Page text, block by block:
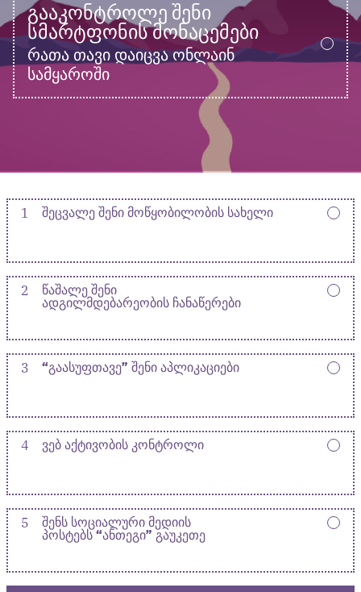
ᲒᲐᲐᲙᲝᲜᲢᲠᲝᲚᲔ ᲨᲔᲜᲘ
ᲡᲛᲐᲠᲢᲤᲝᲜᲘᲡ ᲛᲝᲜᲐᲪᲔᲛᲔᲑᲘ
რათა თავი დაიცვა ონლაინ
სამყაროში
1 ᲨᲔᲪᲕᲐᲚᲔ ᲨᲔᲜᲘ ᲛᲝᲬᲧᲝᲑᲘᲚᲝᲑᲘᲡ ᲡᲐᲮᲔᲚᲘ
2
ᲬᲐᲨᲐᲚᲔ ᲨᲔᲜᲘ
ᲐᲓᲒᲘᲚᲛᲓᲔᲑᲐᲠᲔᲝᲑᲘᲡ ᲩᲐᲜᲐᲬᲔᲠᲔᲑᲘ
3 “ᲒᲐᲐᲡᲣᲤᲗᲐᲕᲔ” ᲨᲔᲜᲘ ᲐᲞᲚᲘᲙᲐᲪᲘᲔᲑᲘ
4 ᲕᲔᲑ ᲐᲥᲢᲘᲕᲝᲑᲘᲡ ᲙᲝᲜᲢᲠᲝᲚᲘ
5
ᲨᲔᲜᲡ ᲡᲝᲪᲘᲐᲚᲣᲠᲘ ᲛᲔᲓᲘᲘᲡ
ᲞᲝᲡᲢᲔᲑᲡ “ᲐᲜᲗᲔᲒᲘ” ᲒᲐᲣᲙᲔᲗᲔ